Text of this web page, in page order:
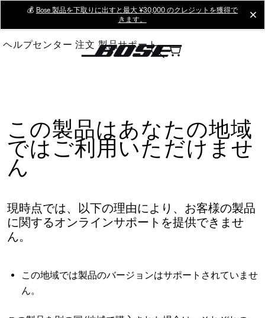
Main
💰 Bose 製品を下取りに出すと最大 ¥30,000 のクレジットを獲得で
きます。
ヘルプセンター 注文 製品サポート
この製品はあなたの地域
ではご利用いただけませ
ん
現時点では、以下の理由により、お客様の製品
に関するオンラインサポートを提供できませ
ん。
この地域では製品のバージョンはサポートされていませ
ん。